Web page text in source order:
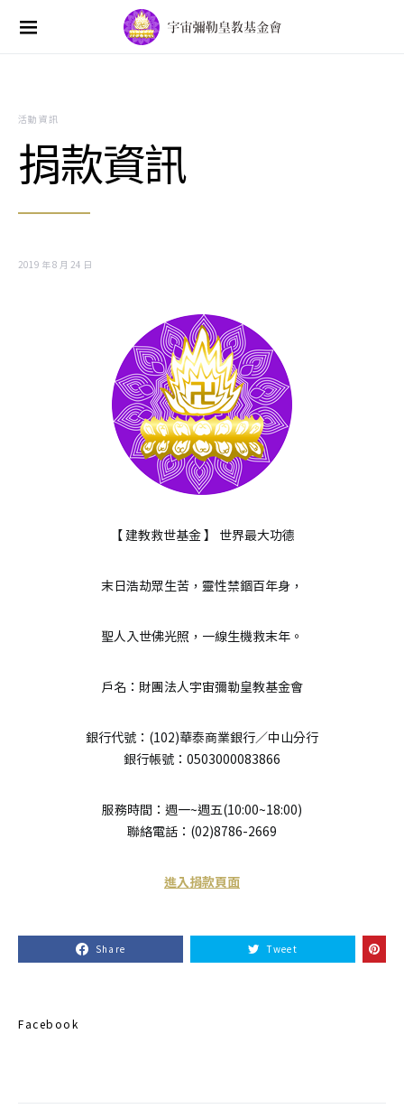
Search for:
活動資訊
捐款資訊
2019 年 8 月 24 日
【 建教救世基金 】 世界最大功德
末日浩劫眾生苦，靈性禁錮百年身，
聖人入世佛光照，一線生機救末年。
戶名：財團法人宇宙彌勒皇教基金會
銀行代號：(102)華泰商業銀行／中山分行
銀行帳號：0503000083866
服務時間：週一~週五(10:00~18:00)
聯絡電話：(02)8786-2669
進入捐款頁面
Share Tweet
Facebook